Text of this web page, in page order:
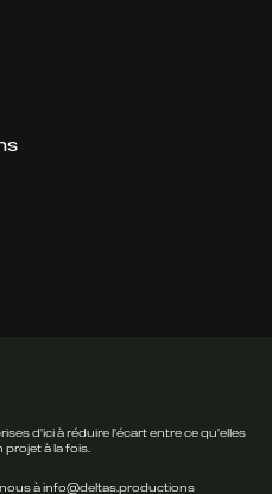
d'ici à réduire l'écart entre ce qu'elles
à la fois.
àinfo@deltas.productions